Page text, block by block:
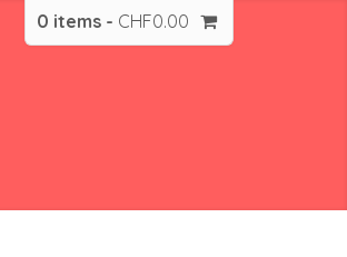
0 items - CHF0.00